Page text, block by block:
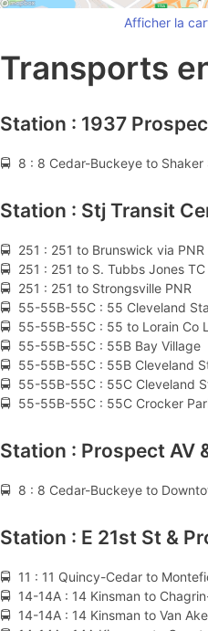
Afficher la
Transports
Station : 1937
🚍 8 : 8 Cedar-Buckeye to Shaker
Station : Stj Transit
🚍 251 : 251 to Brunswick via PNR
🚍 251 : 251 to S. Tubbs Jones TC
🚍 251 : 251 to Strongsville PNR
🚍 55-55B-55C : 55 Cleveland
🚍 55-55B-55C : 55 to Lorain Co
🚍 55-55B-55C : 55B Bay Village
🚍 55-55B-55C : 55B Cleveland
🚍 55-55B-55C : 55C Cleveland
🚍 55-55B-55C : 55C Crocker
Station : Prospect AV
🚍 8 : 8 Cedar-Buckeye to
Station : E 21st St &
🚍 11 : 11 Quincy-Cedar to
🚍 14-14A : 14 Kinsman to
🚍 14-14A : 14 Kinsman to Van